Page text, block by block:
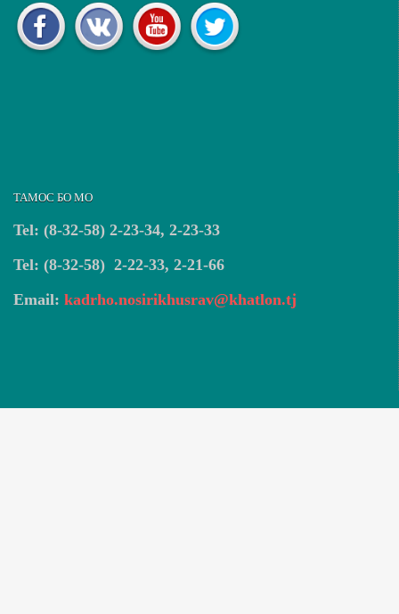
ТАМОС БО МО
Tel: (8-32-58) 2-23-34, 2-23-33
Tel: (8-32-58) 2-22-33, 2-21-66
Email: kadrho.nosirikhusrav@khatlon.tj